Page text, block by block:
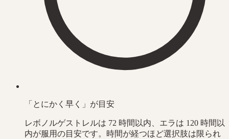
「とにかく早く」が目安
レボノルゲストレルは 72 時間以内、エラは 120 時間以
内が服用の目安です。時間が経つほど選択肢は限られ